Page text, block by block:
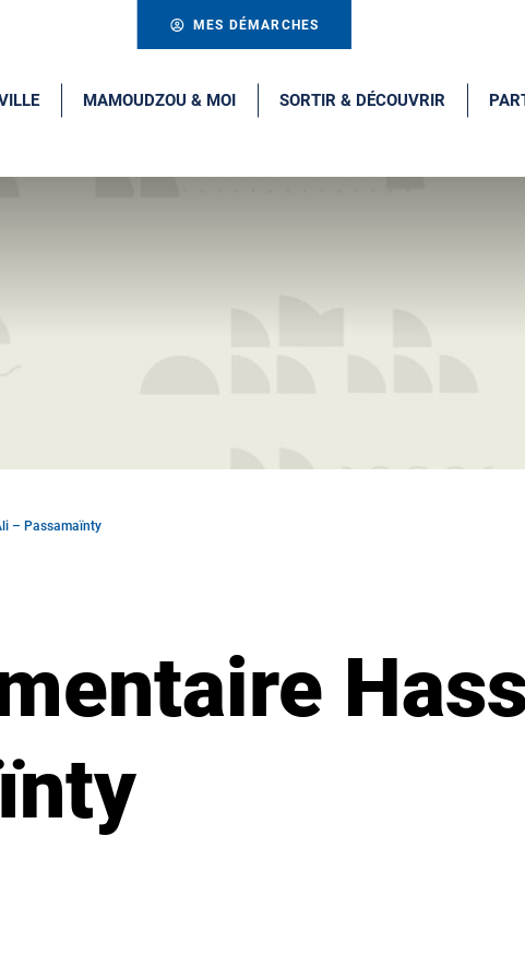
MES DÉMARCHES
MAMOUDZOU & MOI SORTIR & DÉCOUVRIR
– Passamaïnty